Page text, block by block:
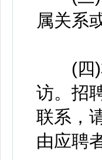
属关系
(四)本
访。招
联系，
由应聘